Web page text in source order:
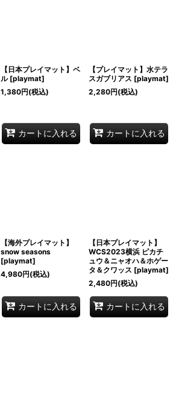
【日本プレイマット】ベ
ル [playmat]
1,380円(税込)
カートに入れる
【プレイマット】水テラ
スガブリアス [playmat]
2,280円(税込)
カートに入れる
【海外プレイマット】
snow seasons
[playmat]
4,980円(税込)
カートに入れる
【日本プレイマット】
WCS2023横浜 ピカチ
ュウ＆ニャオハ＆ホゲー
タ＆クワッス [playmat]
2,480円(税込)
カートに入れる